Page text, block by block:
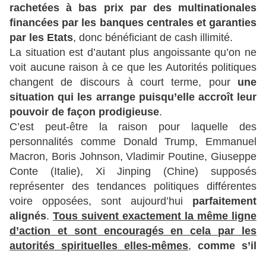
rachetées à bas prix par des multinationales
financées par les banques centrales et garanties
par les Etats, donc bénéficiant de cash illimité.
La situation est d’autant plus angoissante qu’on ne
voit aucune raison à ce que les Autorités politiques
changent de discours à court terme, pour une
situation qui les arrange puisqu’elle accroît leur
pouvoir de façon prodigieuse.
C’est peut-être la raison pour laquelle des
personnalités comme Donald Trump, Emmanuel
Macron, Boris Johnson, Vladimir Poutine, Giuseppe
Conte (Italie), Xi Jinping (Chine) supposés
représenter des tendances politiques différentes
voire opposées, sont aujourd’hui parfaitement
alignés. Tous suivent exactement la même ligne
d’action et sont encouragés en cela par les
autorités spirituelles elles-mêmes, comme s’il